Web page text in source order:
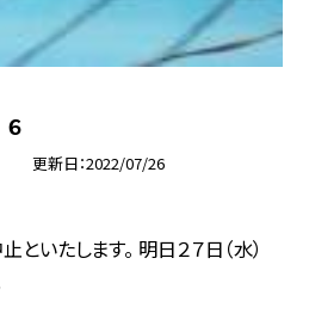
更新日 2022/07/26
といたします。 明日２７日（水）